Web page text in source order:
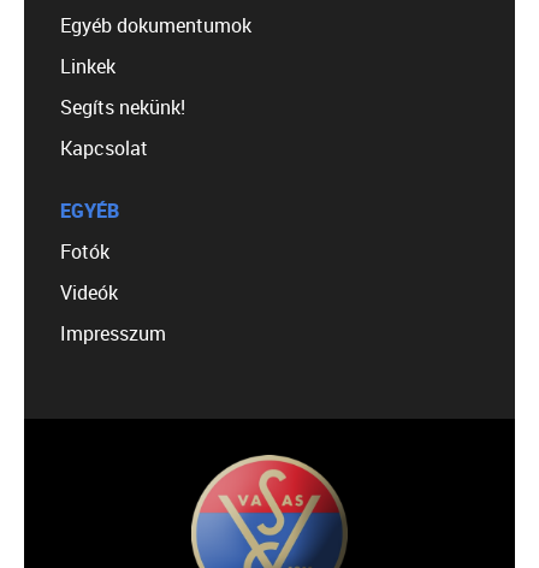
Egyéb dokumentumok
Linkek
Segíts nekünk!
Kapcsolat
EGYÉB
Fotók
Videók
Impresszum